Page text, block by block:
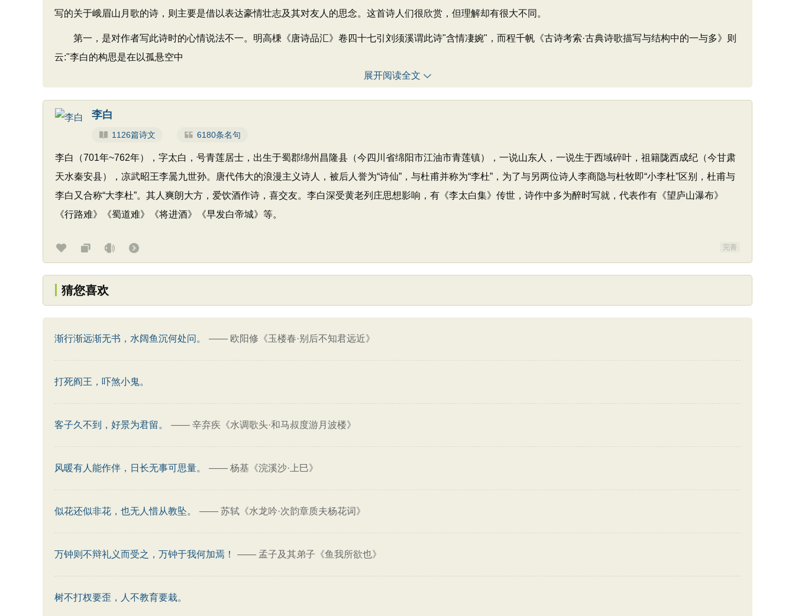
写的关于峨眉山月歌的诗，则主要是借以表达豪情壮志及其对友人的思念。这首诗人们很欣赏，但理解却有很大不同。
第一，是对作者写此诗时的心情说法不一。明高棅《唐诗品汇》卷四十七引刘须溪谓此诗"含情凄婉"，而程千帆《古诗考索·古典诗歌描写与结构中的一与多》则
云:"李白的构思是在以孤悬空中
展开阅读全文
李白
1126篇诗文 6180条名句
李白（701年~762年），字太白，号青莲居士，出生于蜀郡绵州昌隆县（今四川省绵阳市江油市青莲镇），一说山东人，一说生于西域碎叶，祖籍陇西成纪（今甘肃
天水秦安县），凉武昭王李暠九世孙。唐代伟大的浪漫主义诗人，被后人誉为“诗仙”，与杜甫并称为“李杜”，为了与另两位诗人李商隐与杜牧即“小李杜”区别，杜甫与
李白又合称“大李杜”。其人爽朗大方，爱饮酒作诗，喜交友。李白深受黄老列庄思想影响，有《李太白集》传世，诗作中多为醉时写就，代表作有《望庐山瀑布》
《行路难》《蜀道难》《将进酒》《早发白帝城》等。
完善
猜您喜欢
渐行渐远渐无书，水阔鱼沉何处问。 —— 欧阳修《玉楼春·别后不知君远近》
打死阎王，吓煞小鬼。
客子久不到，好景为君留。 —— 辛弃疾《水调歌头·和马叔度游月波楼》
风暖有人能作伴，日长无事可思量。 —— 杨基《浣溪沙·上巳》
似花还似非花，也无人惜从教坠。 —— 苏轼《水龙吟·次韵章质夫杨花词》
万钟则不辩礼义而受之，万钟于我何加焉！ —— 孟子及其弟子《鱼我所欲也》
树不打杈要歪，人不教育要栽。